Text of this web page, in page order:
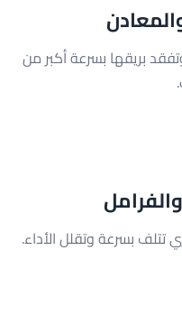
بريقها بسرعة أكبر من
بسرعة وتقلل الأداء.